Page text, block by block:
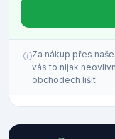
Za nákup přes
vás to nijak
obchodech lišit.